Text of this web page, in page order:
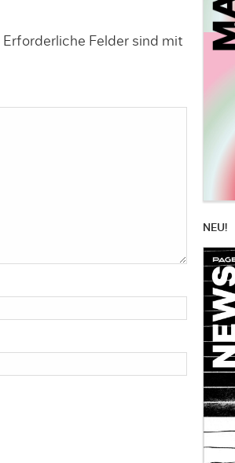
Erforderliche Felder sind mit
NEU!